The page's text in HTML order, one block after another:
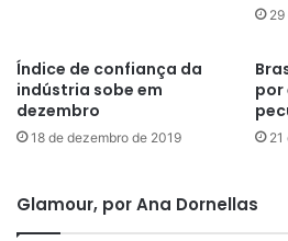
Índice de confiança da
indústria sobe em
dezembro
18 de dezembro de 2019
por
21
Glamour, por Ana Dornellas